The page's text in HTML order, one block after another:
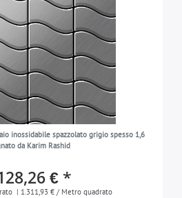
inossidabile spazzolato grigio spesso 1,6
da Karim Rashid
€ *
| 1.311,93 € / Metro quadrato